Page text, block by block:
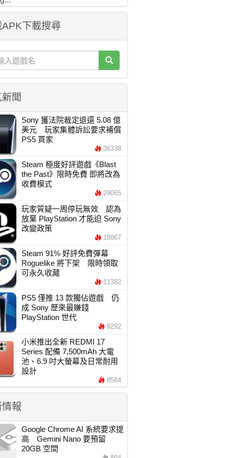
下載搜尋
聞
Sony 獲法院裁定退還 5.08 億
美元 玩家集體訴訟要求補償
PS5 買家
36338
Steam 極度好評遊戲《Blast
the Past》限時免費 即將改為
收費模式
29065
玩家質疑一周停玩無效 認為
放棄 PlayStation 才能迫 Sony
改變政策
18867
Steam 91% 好評免費彈幕
Roguelike 將下架 限時領取
可永久收藏
11382
PS5 僅推 13 款獨佔遊戲 仍
成 Sony 歷來最賺錢
PlayStation 世代
9292
小米推出全新 REDMI 17
Series 配備 7,500mAh 大電
池、6.9 吋大螢幕及日常耐用
設計
8584
報
Google Chrome AI 系統要求提
高 Gemini Nano 要預留
20GB 空間